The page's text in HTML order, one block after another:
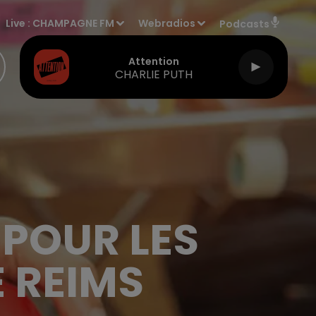
Live : CHAMPAGNE FM Webradios Podcasts
Attention
CHARLIE PUTH
LES
REIMS